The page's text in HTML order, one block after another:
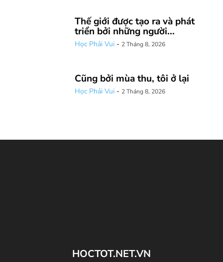
Thế giới được tạo ra và phát
triển bởi những người...
Học Phải Vui - 2 Tháng 8, 2026
Cũng bởi mùa thu, tôi ở lại
Học Phải Vui - 2 Tháng 8, 2026
HOCTOT.NET.VN